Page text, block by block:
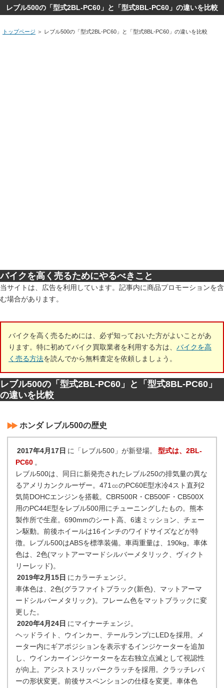
レブル500の「型式2BL-PC60」と「型式8BL-PC60」の違いを比較
トップページ ＞ レブル500の「型式2BL-PC60」と「型式8BL-PC60」の違いを比較
バイクを高く売るためにやるべきこと
当サイトは、広告を利用しています。記事内に商品プロモーションを含
む場合があります。
バイクを高く売るためには、必ず知っておいた方がよいことがあ
ります。特に初めてバイク買取業者を利用する方は、 バイクを高
く売る方法を読んでから無料査定を依頼しましょう。
レブル500の「型式2BL-PC60」と「型式8BL-PC60」
の違いを比較
ホンダ レブル500の歴史
2017年4月17日 に「レブル500」が新登場。
型式は、2BL-
PC60 。
レブル500は、同日に新発売されたレブル250の排気量の異な
るアメリカンクルーザー。471㏄のPC60E型水冷4スト直列2
気筒DOHCエンジンを搭載。CBR500R・CB500F・CB500X
用のPC44E型をレブル500用にチューニングしたもの。熊本
製作所で生産。690mmのシート高、6速ミッション、チェー
ン駆動。前後ホイールは16インチのワイドサイズなどが特
徴。レブル500はABSを標準装備。車両重量は、190kg。車体
色は、2色(マットアーマードシルバーメタリック、ヴィクト
リーレッド)。
2019年2月15日 にカラーチェンジ。
車体色は、2色(グラファイトブラック(新色)、マットアーマ
ードシルバーメタリック)。フレーム色をマットブラックに変
更した。
2020年4月24日 にマイナーチェンジ。
ヘッドライト、ウインカー、テールランプにLEDを採用。メ
ーター内にギアポジションを表示するインジケーターを追加
し、ウインカーインジケーターを左右独立点滅として視認性
が向上。アシストスリッパークラッチを採用。クラッチレバ
ーの形状変更。前後サスペンションの仕様を変更。車体色